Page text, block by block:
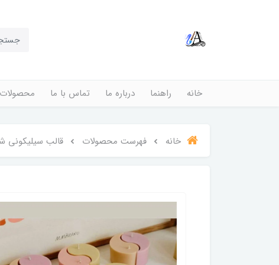
خانه راهنما درباره ما تماس با ما محصولات
خانه فهرست محصولات قالب سیلیکونی